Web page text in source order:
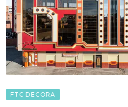
FTC DECORA